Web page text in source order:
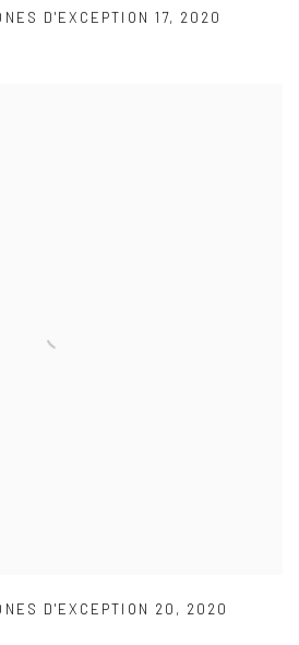
D'EXCEPTION 17, 2020
D'EXCEPTION 20 , 2020